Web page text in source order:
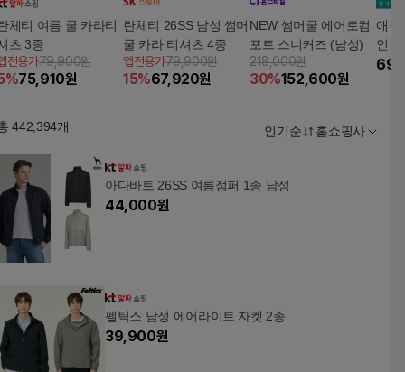
체티 여름 쿨 카라티
츠 3종
전용가79,900원
%75,910원
란체티 26SS 남성 썸머
쿨 카라 티셔츠 4종
앱전용가79,900원
15%67,920원
NEW 썸머쿨 에어로컴
포트 스니커즈 (남성)
218,000원
30%152,600원
애플
인견
442,394개 인기순 홈쇼핑사
아다바트 26SS 여름점퍼 1종 남성
44,000원
펠틱스 남성 에어라이트 자켓 2종
39,900원